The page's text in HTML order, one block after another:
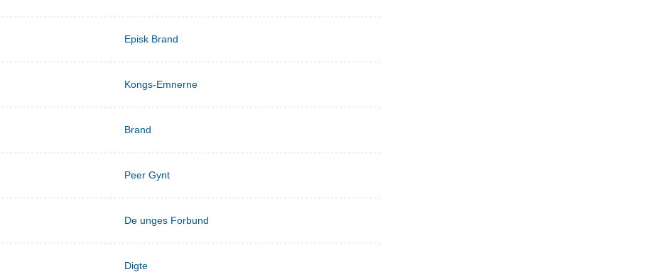
Episk Brand
Kongs-Emnerne
Brand
Peer Gynt
De unges Forbund
Digte